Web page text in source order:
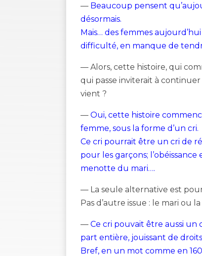
— Beaucoup pensent
désormais.
Mais… des femmes
difficulté, en manque de
— Alors, cette histoire, qui
qui passe inviterait à
vient ?
—Oui, cette histoire
femme, sous la forme d’un cri.
Ce cri pourrait être un cri de
pour les garçons;
menotte du mari….
— La seule alternative est
Pas d’autre issue : le mari ou
—Ce cri pouvait être aussi un
part entière, jouissant de
Bref, en un mot comme en